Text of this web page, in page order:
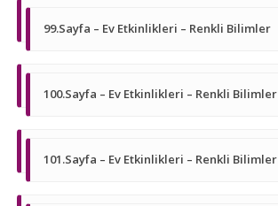
99.Sayfa – Ev Etkinlikleri – Renkli Bilimler
100.Sayfa – Ev Etkinlikleri – Renkli Bilimler
101.Sayfa – Ev Etkinlikleri – Renkli Bilimler